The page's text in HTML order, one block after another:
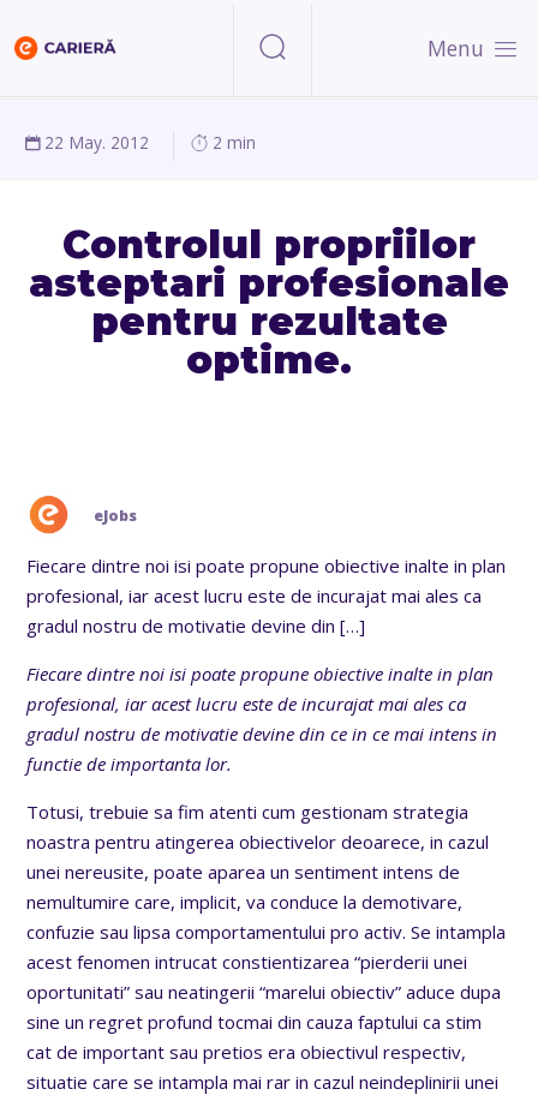
Menu
22 May. 2012 2 min
Controlul propriilor
asteptari profesionale
pentru rezultate
optime.
eJobs
Fiecare dintre noi isi poate propune obiective inalte in plan
profesional, iar acest lucru este de incurajat mai ales ca
gradul nostru de motivatie devine din […]
Fiecare dintre noi isi poate propune obiective inalte in plan
profesional, iar acest lucru este de incurajat mai ales ca
gradul nostru de motivatie devine din ce in ce mai intens in
functie de importanta lor.
Totusi, trebuie sa fim atenti cum gestionam strategia
noastra pentru atingerea obiectivelor deoarece, in cazul
unei nereusite, poate aparea un sentiment intens de
nemultumire care, implicit, va conduce la demotivare,
confuzie sau lipsa comportamentului pro activ. Se intampla
acest fenomen intrucat constientizarea “pierderii unei
oportunitati” sau neatingerii “marelui obiectiv” aduce dupa
sine un regret profund tocmai din cauza faptului ca stim
cat de important sau pretios era obiectivul respectiv,
situatie care se intampla mai rar in cazul neindeplinirii unei